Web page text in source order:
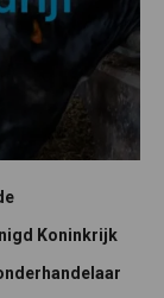
Koninkrijk